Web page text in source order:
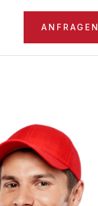
ANFRAGEN